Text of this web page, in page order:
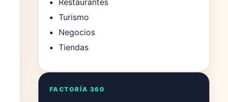
Restaurantes
Turismo
Negocios
Tiendas
FACTORÍA 360